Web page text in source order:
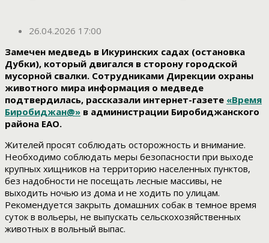
26.04.2026 17:00
Замечен медведь в Икуринских садах (остановка
Дубки), который двигался в сторону городской
мусорной свалки. Сотрудниками Дирекции охраны
животного мира информация о медведе
подтвердилась, рассказали интернет-газете «Время
Биробиджан@» в администрации Биробиджанского
района ЕАО.
Жителей просят соблюдать осторожность и внимание.
Необходимо соблюдать меры безопасности при выходе
крупных хищников на территорию населенных пунктов,
без надобности не посещать лесные массивы, не
выходить ночью из дома и не ходить по улицам.
Рекомендуется закрыть домашних собак в темное время
суток в вольеры, не выпускать сельскохозяйственных
животных в вольный выпас.